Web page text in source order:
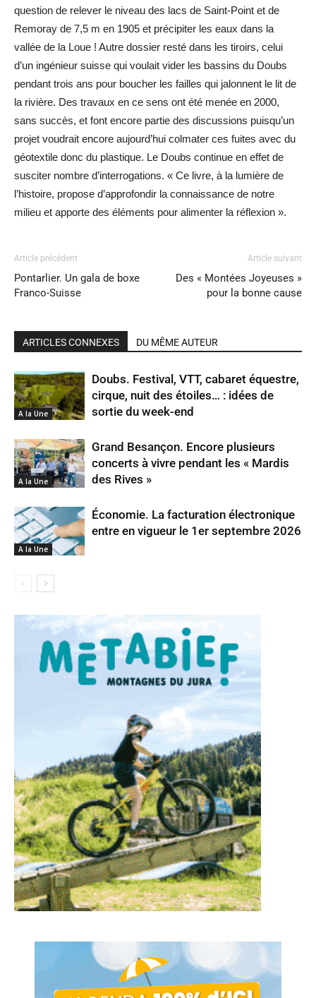
question de relever le niveau des lacs de Saint-Point et de
Remoray de 7,5 m en 1905 et précipiter les eaux dans la
vallée de la Loue ! Autre dossier resté dans les tiroirs, celui
d’un ingénieur suisse qui voulait vider les bassins du Doubs
pendant trois ans pour boucher les failles qui jalonnent le lit de
la rivière. Des travaux en ce sens ont été menée en 2000,
sans succès, et font encore partie des discussions puisqu’un
projet voudrait encore aujourd’hui colmater ces fuites avec du
géotextile donc du plastique. Le Doubs continue en effet de
susciter nombre d’interrogations. « Ce livre, à la lumière de
l’histoire, propose d’approfondir la connaissance de notre
milieu et apporte des éléments pour alimenter la réflexion ».
Article précédent
Pontarlier. Un gala de boxe
Franco-Suisse
Article suivant
Des « Montées Joyeuses »
pour la bonne cause
ARTICLES CONNEXES DU MÊME AUTEUR
A la Une
Doubs. Festival, VTT, cabaret équestre,
cirque, nuit des étoiles… : idées de
sortie du week-end
A la Une
Grand Besançon. Encore plusieurs
concerts à vivre pendant les « Mardis
des Rives »
A la Une
Économie. La facturation électronique
entre en vigueur le 1er septembre 2026